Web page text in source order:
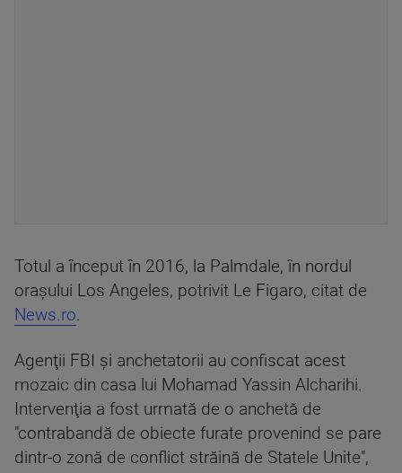
Totul a început în 2016, la Palmdale, în nordul
oraşului Los Angeles, potrivit Le Figaro, citat de
News.ro.
Agenţii FBI şi anchetatorii au confiscat acest
mozaic din casa lui Mohamad Yassin Alcharihi.
Intervenţia a fost urmată de o anchetă de
"contrabandă de obiecte furate provenind se pare
dintr-o zonă de conflict străină de Statele Unite",